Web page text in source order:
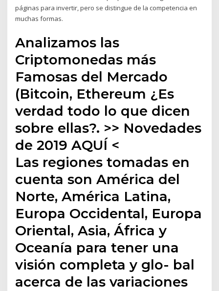
páginas para invertir, pero se distingue de la competencia en
muchas formas.
Analizamos las
Criptomonedas más
Famosas del Mercado
(Bitcoin, Ethereum ¿Es
verdad todo lo que dicen
sobre ellas?. >> Novedades
de 2019 AQUÍ <
Las regiones tomadas en
cuenta son América del
Norte, América Latina,
Europa Occidental, Europa
Oriental, Asia, África y
Oceanía para tener una
visión completa y glo- bal
acerca de las variaciones